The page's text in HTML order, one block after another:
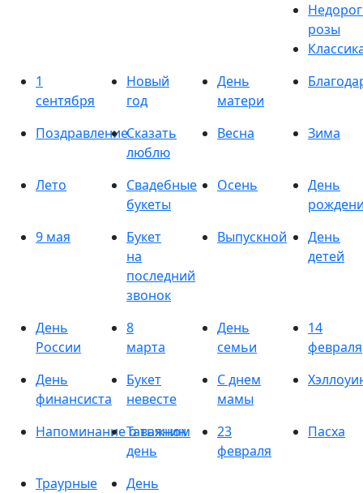
розы
1
сентября
Новый
год
День
матери
ПоздравлениеСказать
люблю
Весна Зима
Лето
Свадебные
букеты
Осень
День
9 мая
Букет
на
последний
звонок
Выпускной
День
детей
День
России
8
марта
День
семьи
14
февраля
День
финансиста
Букет
невесте
С днем
мамы
Напоминание о важном
Татьянин
день
23
февраля
Пасха
Траурные
День